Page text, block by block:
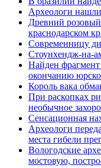
Археологи нашли
Древний розовый
краснодарском
Современницу
Стоунхендж-на-
Найден фрагмент
окончанию
Король вака
При раскопках
необычное
Сенсационная
Археологи
места гибели
Вологодские
мостовую,